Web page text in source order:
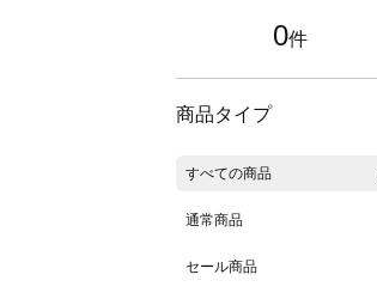
0件
商品タイプ
すべての商品
通常商品
セール商品